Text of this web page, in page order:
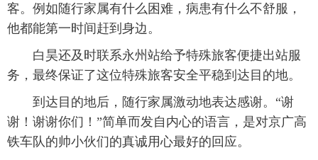
客。例如随行家属有什么困难，病患有什么不舒服，
他都能第一时间赶到身边。
白昊还及时联系永州站给予特殊旅客便捷出站服
务，最终保证了这位特殊旅客安全平稳到达目的地。
到达目的地后，随行家属激动地表达感谢。“谢
谢！谢谢你们！”简单而发自内心的语言，是对京广高
铁车队的帅小伙们的真诚用心最好的回应。